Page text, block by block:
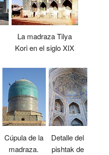
La madraza Tilya
Kori en el siglo XIX
Cúpula de la
madraza.
Detalle del
pishtak de